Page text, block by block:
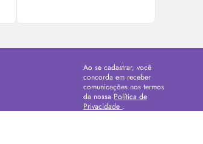
Ao se cadastrar, você
concorda em receber
comunicações nos termos
da nossa Política de
Privacidade .